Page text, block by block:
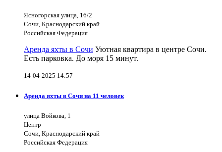
Ясногорская улица, 16/2
Сочи, Краснодарский край
Российская Федерация
Аренда яхты в Сочи Уютная квартира в центре Сочи.
Есть парковка. До моря 15 минут.
14-04-2025 14:57
Аренда яхты в Сочи на 11 человек
улица Войкова, 1
Центр
Сочи, Краснодарский край
Российская Федерация